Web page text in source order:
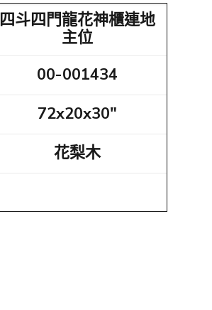
四斗四門龍花神櫃連地
主位
00-001434
72x20x30"
花梨木